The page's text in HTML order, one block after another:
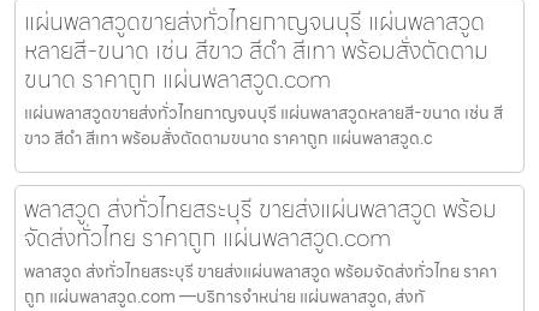
แผ่นพลาสวูดขายส่งทั่วไทยกาญจนบุรี แผ่นพลาสวูด
หลายสี-ขนาด เช่น สีขาว สีดำ สีเทา พร้อมสั่งตัดตาม
ขนาด ราคาถูก แผ่นพลาสวูด.com
แผ่นพลาสวูดขายส่งทั่วไทยกาญจนบุรี แผ่นพลาสวูดหลายสี-ขนาด เช่น สี
ขาว สีดำ สีเทา พร้อมสั่งตัดตามขนาด ราคาถูก แผ่นพลาสวูด.c
พลาสวูด ส่งทั่วไทยสระบุรี ขายส่งแผ่นพลาสวูด พร้อม
จัดส่งทั่วไทย ราคาถูก แผ่นพลาสวูด.com
พลาสวูด ส่งทั่วไทยสระบุรี ขายส่งแผ่นพลาสวูด พร้อมจัดส่งทั่วไทย ราคา
ถูก แผ่นพลาสวูด.com —บริการจำหน่าย แผ่นพลาสวูด, ส่งทั